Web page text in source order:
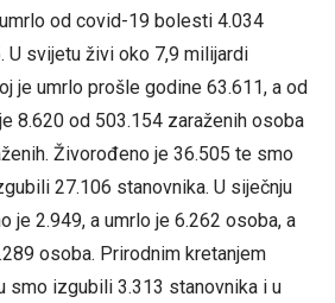
od covid-19 bolesti 4.034
U svijetu živi oko 7,9 milijardi
je umrlo prošle godine 63.611, a od
8.620 od 503.154 zaraženih osoba
Živorođeno je 36.505 te smo
27.106 stanovnika. U siječnju
je 2.949, a umrlo je 6.262 osoba, a
osoba. Prirodnim kretanjem
smo izgubili 3.313 stanovnika i u